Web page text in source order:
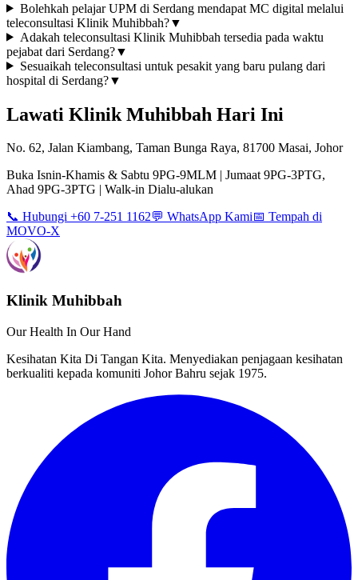
Bolehkah pelajar UPM di Serdang mendapat MC digital melalui
teleconsultasi Klinik Muhibbah?▼
Adakah teleconsultasi Klinik Muhibbah tersedia pada waktu
pejabat dari Serdang?▼
Sesuaikah teleconsultasi untuk pesakit yang baru pulang dari
hospital di Serdang?▼
Lawati Klinik Muhibbah Hari Ini
No. 62, Jalan Kiambang, Taman Bunga Raya, 81700 Masai, Johor
Buka Isnin-Khamis & Sabtu 9PG-9MLM | Jumaat 9PG-3PTG,
Ahad 9PG-3PTG | Walk-in Dialu-alukan
📞 Hubungi +60 7-251 1162💬 WhatsApp Kami📅 Tempah di
MOVO-X
Klinik Muhibbah
Our Health In Our Hand
Kesihatan Kita Di Tangan Kita. Menyediakan penjagaan kesihatan
berkualiti kepada komuniti Johor Bahru sejak 1975.